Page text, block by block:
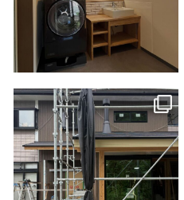
tomohouseinc
6月 3